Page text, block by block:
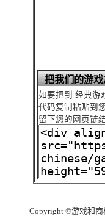
把我们的游
如要把到 经典游
代码复制粘贴到
留下您的网页链
Copyright ©游戏和